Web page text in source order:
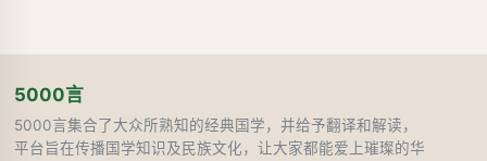
5000言
5000言集合了大众所熟知的经典国学，并给予翻译和解读，
平台旨在传播国学知识及民族文化，让大家都能爱上璀璨的华